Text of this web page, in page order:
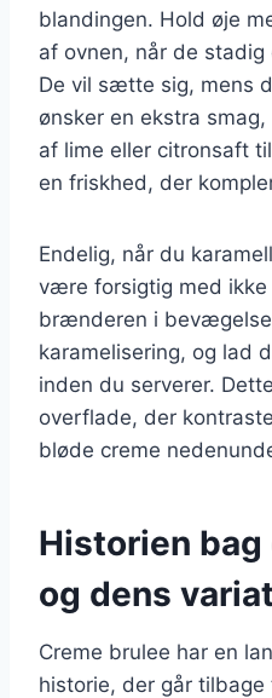
blandingen. Hold øje
af ovnen, når de
De vil sætte sig, mens
ønsker en ekstra
af lime eller citronsaft
en friskhed, der
Endelig, når du
være forsigtig med
brænderen i
karamelisering, og lad
inden du serverer.
overflade, der
bløde creme
Historien
og dens
Creme brulee har en
historie, der går